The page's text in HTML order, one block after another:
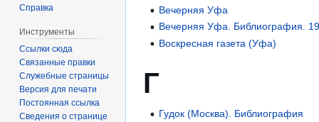
Вечерняя Уфа
Вечерняя Уфа. Библиография.
Воскресная газета (Уфа)
Г
Гудок (Москва). Библиография
Справка
Инструменты
Ссылки сюда
Связанные правки
Служебные страницы
Версия для печати
Постоянная ссылка
Сведения о странице